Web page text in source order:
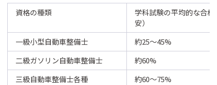
資格の種類
学科試験の平均的な合格
安）
一級小型自動車整備士
約25～45%
二級ガソリン自動車整備士
約60%
三級自動車整備士各種
約60～75%